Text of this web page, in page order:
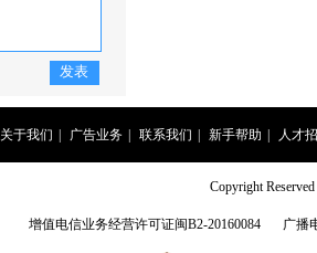
关于我们 广告业务 联系我们 新手帮助 人才
Copyright
增值电信业务经营许可证闽B2-20160084 广播